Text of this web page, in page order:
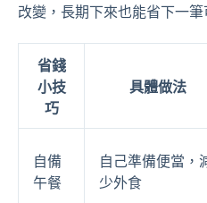
改變，長期下來也能省下一筆
省錢
小技
巧
具體做法
自備
午餐
自己準備便當，
少外食